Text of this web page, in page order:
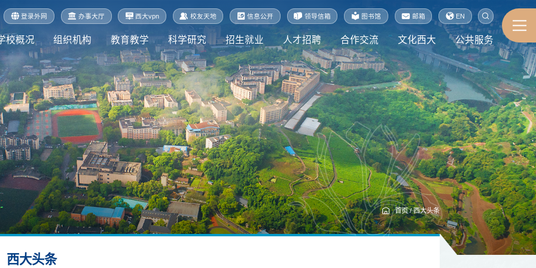
登录外网 办事大厅 西大vpn 校友天地 信息公开 领导信箱 图书馆 邮箱 EN
校概况 组织机构 教育教学 科学研究 招生就业 人才招聘 合作交流 文化西大 公共服务
首页/西大头条
西大头条